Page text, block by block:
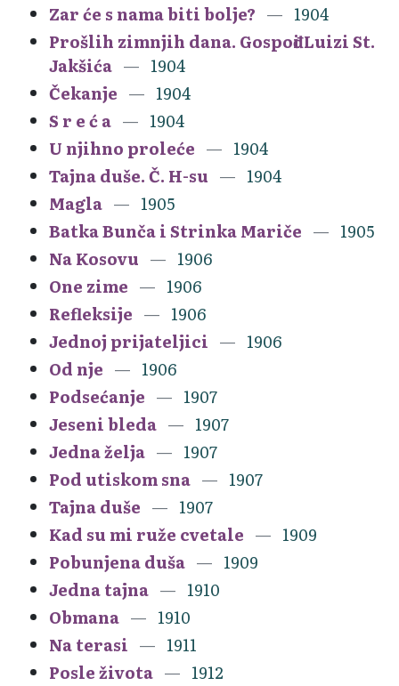
Zar će s nama biti bolje?
1904
Prošlih zimnjih dana. Gospođi Luizi St.
Jakšića
1904
Čekanje
1904
S r e ć a
1904
U njihno proleće
1904
Tajna duše. Č. H-su
1904
Magla
1905
Batka Bunča i Strinka Mariče
1905
Na Kosovu
1906
One zime
1906
Refleksije
1906
Jednoj prijateljici
1906
Od nje
1906
Podsećanje
1907
Jeseni bleda
1907
Jedna želja
1907
Pod utiskom sna
1907
Tajna duše
1907
Kad su mi ruže cvetale
1909
Pobunjena duša
1909
Jedna tajna
1910
Obmana
1910
Na terasi
1911
Posle života
1912